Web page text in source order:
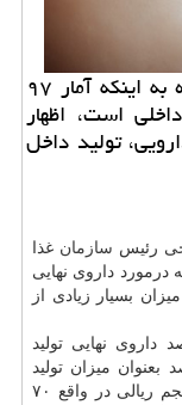
اپتیك: رئیس سازمان غذا دارو با اشاره به اینكه آمار ۹۷
است، اظهار
بازار دارویی، تولید داخل
رئیس سازمان غذا
داروی نهایی
بسیار زیادی از
با تاكید بر اینكه ۷۰ درصد داروی نهایی تولید
اظهار نمود: همیشه آمار ۹۷ درصد بعنوان میزان تولید
عنوان می شود، اما با عنایت به حجم ریالی در واقع ۷۰